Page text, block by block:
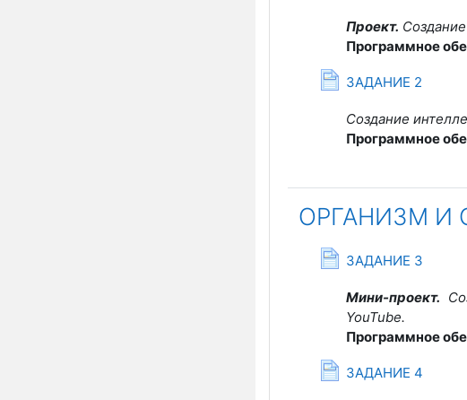
Проект.
Программное
ЗАДАНИЕ 2Страница
Создание
Программное
ОРГАНИЗМ И
ЗАДАНИЕ 3Страница
Мини-проект.
YouTube.
Программное
ЗАДАНИЕ 4Страница